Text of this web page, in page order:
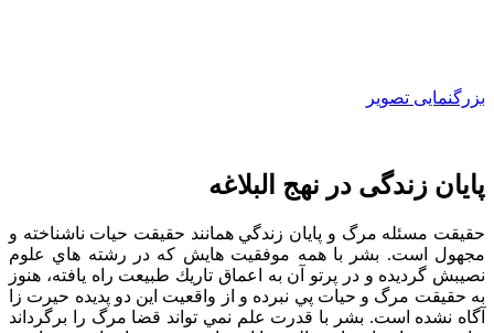
بزرگنمایی تصویر
پایان زندگی در نهج البلاغه
حقيقت مسئله مرگ و پايان زندگي همانند حقيقت حيات ناشناخته و
مجهول است. بشر با همه موفقيت هايش كه در رشته هاي علوم
نصيبش گرديده و در پرتو آن به اعماق تاريك طبيعت راه يافته، هنوز
به حقيقت مرگ و حيات پي نبرده و از واقعيت اين دو پديده حيرت زا
آگاه نشده است. بشر با قدرت علم نمي تواند قضا مرگ را برگرداند